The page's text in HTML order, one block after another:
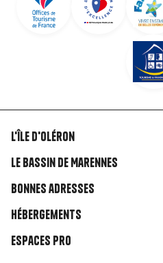
Liens
rubriques
L'île d'Oléron
Le Bassin de Marennes
Bonnes adresses
Hébergements
Espaces Pro